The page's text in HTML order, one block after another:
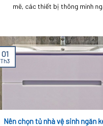
mẽ, các thiết bị thông minh
Nên chọn tủ nhà vệ sinh ngăn
01
Th3